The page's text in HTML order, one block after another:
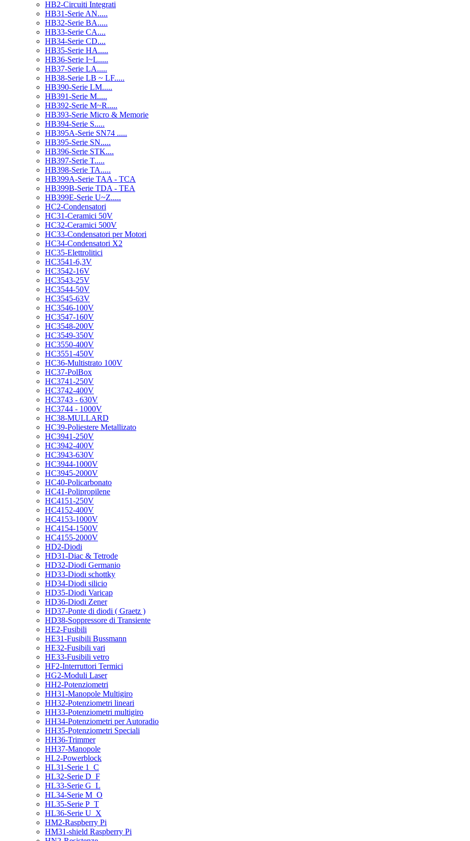
HB2-Circuiti Integrati
HB31-Serie AN.....
HB32-Serie BA.....
HB33-Serie CA....
HB34-Serie CD....
HB35-Serie HA.....
HB36-Serie I~L.....
HB37-Serie LA.....
HB38-Serie LB ~ LF.....
HB390-Serie LM.....
HB391-Serie M.....
HB392-Serie M~R.....
HB393-Serie Micro & Memorie
HB394-Serie S.....
HB395A-Serie SN74 .....
HB395-Serie SN.....
HB396-Serie STK....
HB397-Serie T.....
HB398-Serie TA.....
HB399A-Serie TAA - TCA
HB399B-Serie TDA - TEA
HB399E-Serie U~Z.....
HC2-Condensatori
HC31-Ceramici 50V
HC32-Ceramici 500V
HC33-Condensatori per Motori
HC34-Condensatori X2
HC35-Elettrolitici
HC3541-6,3V
HC3542-16V
HC3543-25V
HC3544-50V
HC3545-63V
HC3546-100V
HC3547-160V
HC3548-200V
HC3549-350V
HC3550-400V
HC3551-450V
HC36-Multistrato 100V
HC37-PolBox
HC3741-250V
HC3742-400V
HC3743 - 630V
HC3744 - 1000V
HC38-MULLARD
HC39-Poliestere Metallizato
HC3941-250V
HC3942-400V
HC3943-630V
HC3944-1000V
HC3945-2000V
HC40-Policarbonato
HC41-Polipropilene
HC4151-250V
HC4152-400V
HC4153-1000V
HC4154-1500V
HC4155-2000V
HD2-Diodi
HD31-Diac & Tetrode
HD32-Diodi Germanio
HD33-Diodi schottky
HD34-Diodi silicio
HD35-Diodi Varicap
HD36-Diodi Zener
HD37-Ponte di diodi ( Graetz )
HD38-Soppressore di Transiente
HE2-Fusibili
HE31-Fusibili Bussmann
HE32-Fusibili vari
HE33-Fusibili vetro
HF2-Interruttori Termici
HG2-Moduli Laser
HH2-Potenziometri
HH31-Manopole Multigiro
HH32-Potenziometri lineari
HH33-Potenziometri multigiro
HH34-Potenziometri per Autoradio
HH35-Potenziometri Speciali
HH36-Trimmer
HH37-Manopole
HL2-Powerblock
HL31-Serie 1_C
HL32-Serie D_F
HL33-Serie G_L
HL34-Serie M_O
HL35-Serie P_T
HL36-Serie U_X
HM2-Raspberry Pi
HM31-shield Raspberry Pi